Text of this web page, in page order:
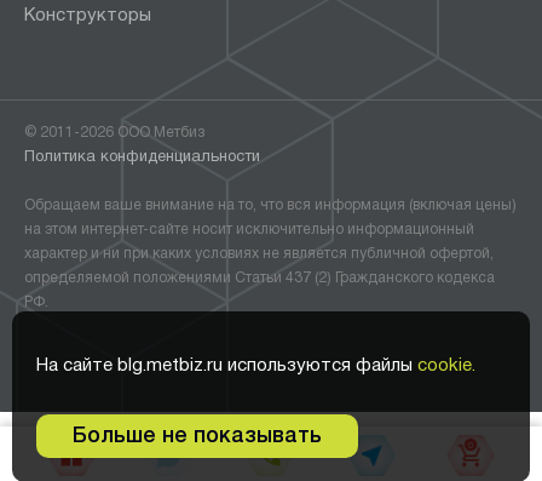
0
На сайте blg.metbiz.ru используются файлы cookie.
Больше не показывать
Конструкторы
© 2011-2026 ООО Метбиз
Политика конфиденциальности
Обращаем ваше внимание на то, что вся информация (включая цены)
на этом интернет-сайте носит исключительно информационный
характер и ни при каких условиях не является публичной офертой,
определяемой положениями Статьи 437 (2) Гражданского кодекса
РФ.